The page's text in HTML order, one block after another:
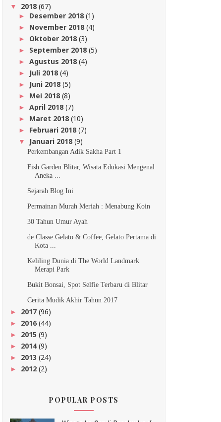
▼ 2018 (67)
► Desember 2018 (1)
► November 2018 (4)
► Oktober 2018 (3)
► September 2018 (5)
► Agustus 2018 (4)
► Juli 2018 (4)
► Juni 2018 (5)
► Mei 2018 (8)
► April 2018 (7)
► Maret 2018 (10)
► Februari 2018 (7)
▼ Januari 2018 (9)
Perkembangan Adik Sakha Part 1
Fish Garden Blitar, Wisata Edukasi Mengenal
Aneka ...
Sejarah Blog Ini
Permainan Murah Meriah : Menabung Koin
30 Tahun Umur Ayah
de Classe Gelato & Coffee, Gelato Pertama di
Kota ...
Keliling Dunia di The World Landmark
Merapi Park
Bukit Bonsai, Spot Selfie Terbaru di Blitar
Cerita Mudik Akhir Tahun 2017
► 2017 (96)
► 2016(44)
► 2015 (9)
► 2014(9)
► 2013 (24)
► 2012 (2)
POPULAR POSTS